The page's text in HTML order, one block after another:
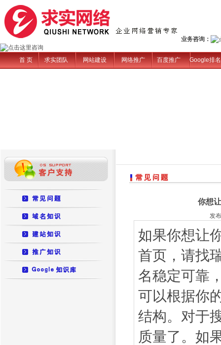
业务咨询：
首 页 求实团队 网站建设 网络推广 百度推广 Google排名
你想
发
如果你想让
首页，请找
名稳定可靠
可以根据你
结构。对于
质量了。如